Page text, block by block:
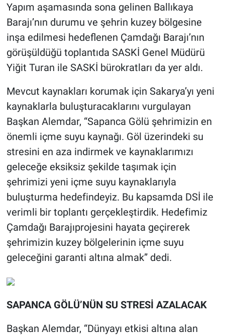
Yapım aşamasında sona gelinen Ballıkaya
Barajı’nın durumu ve şehrin kuzey bölgesine
inşa edilmesi hedeflenen Çamdağı Barajı’nın
görüşüldüğü toplantıda SASKİ Genel Müdürü
Yiğit Turan ile SASKİ bürokratları da yer aldı.
Mevcut kaynakları korumak için Sakarya’yı yeni
kaynaklarla buluşturacaklarını vurgulayan
Başkan Alemdar, “Sapanca Gölü şehrimizin en
önemli içme suyu kaynağı. Göl üzerindeki su
stresini en aza indirmek ve kaynaklarımızı
geleceğe eksiksiz şekilde taşımak için
şehrimizi yeni içme suyu kaynaklarıyla
buluşturma hedefindeyiz. Bu kapsamda DSİ ile
verimli bir toplantı gerçekleştirdik. Hedefimiz
Çamdağı Barajıprojesini hayata geçirerek
şehrimizin kuzey bölgelerinin içme suyu
geleceğini garanti altına almak” dedi.
SAPANCA GÖLÜ’NÜN SU STRESİ AZALACAK
Başkan Alemdar, “Dünyayı etkisi altına alan